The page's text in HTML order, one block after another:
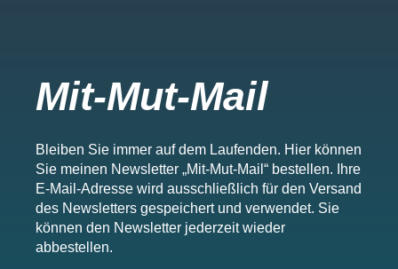
Mit-Mut-Mail
Bleiben Sie immer auf dem Laufenden. Hier können
Sie meinen Newsletter „Mit-Mut-Mail“ bestellen. Ihre
E-Mail-Adresse wird ausschließlich für den Versand
des Newsletters gespeichert und verwendet. Sie
können den Newsletter jederzeit wieder
abbestellen.